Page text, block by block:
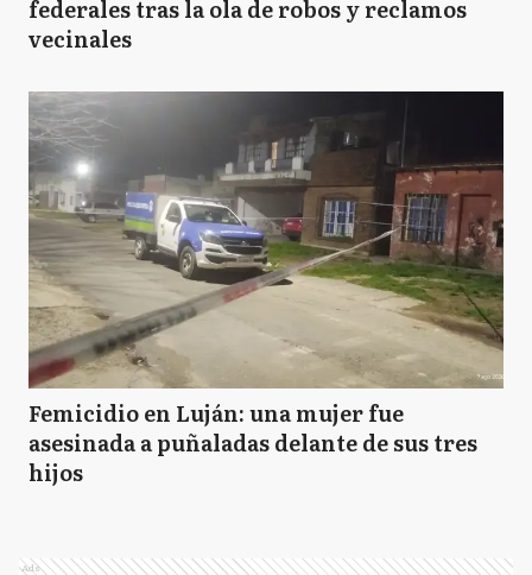
federales tras la ola de robos y reclamos
vecinales
Femicidio en Luján: una mujer fue
asesinada a puñaladas delante de sus tres
hijos
Ads